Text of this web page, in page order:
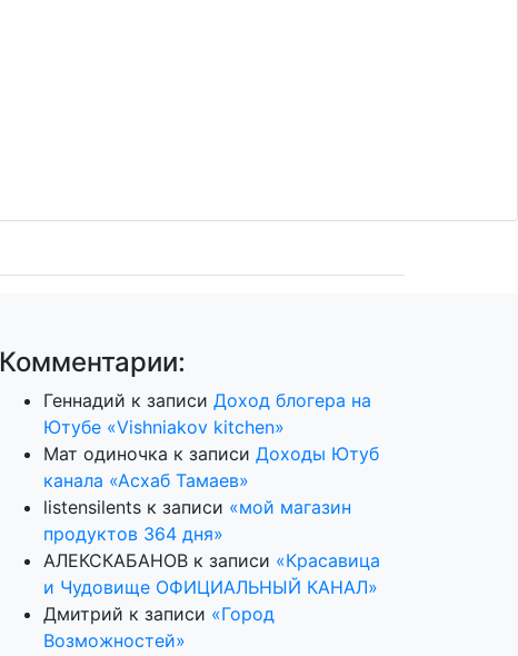
Комментарии:
Геннадий к записи Доход блогера на
Ютубе «Vishniakov kitchen»
Мат одиночка к записи Доходы Ютуб
канала «Асхаб Тамаев»
listensilents к записи «мой магазин
продуктов 364 дня»
АЛЕКСКАБАНОВ к записи «Красавица
и Чудовище ОФИЦИАЛЬНЫЙ КАНАЛ»
Дмитрий к записи «Город
Возможностей»